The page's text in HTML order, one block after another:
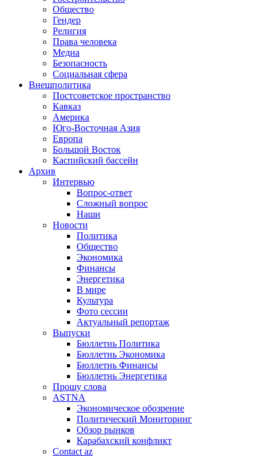
Общество
Гендер
Религия
Права человека
Медиа
Безопасность
Социальная сфера
Внешполитика
Постсоветское пространство
Кавказ
Америка
Юго-Восточная Азия
Европа
Большой Восток
Каспийский бассейн
Архив
Интервью
Вопрос-ответ
Сложный вопрос
Наши
Новости
Политика
Общество
Экономика
Финансы
Энергетика
В мире
Культура
Фото сессии
Актуальный репортаж
Выпуски
Бюллетнь Политика
Бюллетнь Экономика
Бюллетнь Финансы
Бюллетнь Энергетика
Прошу слова
ASTNA
Экономическое обозрение
Политический Мониторинг
Обзор рынков
Карабахский конфликт
Contact az